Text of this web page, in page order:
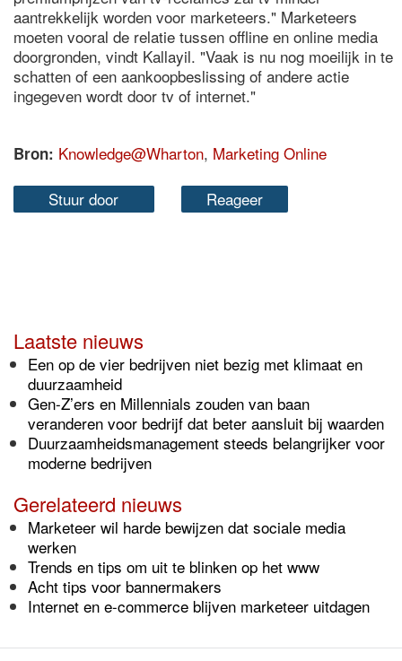
aantrekkelijk worden voor marketeers." Marketeers
moeten vooral de relatie tussen offline en online media
doorgronden, vindt Kallayil. "Vaak is nu nog moeilijk in te
schatten of een aankoopbeslissing of andere actie
ingegeven wordt door tv of internet."
Bron: Knowledge@Wharton, Marketing Online
Stuur door Reageer
Laatste nieuws
Een op de vier bedrijven niet bezig met klimaat en
duurzaamheid
Gen-Z’ers en Millennials zouden van baan
veranderen voor bedrijf dat beter aansluit bij waarden
Duurzaamheidsmanagement steeds belangrijker voor
moderne bedrijven
Gerelateerd nieuws
Marketeer wil harde bewijzen dat sociale media
werken
Trends en tips om uit te blinken op het www
Acht tips voor bannermakers
Internet en e-commerce blijven marketeer uitdagen